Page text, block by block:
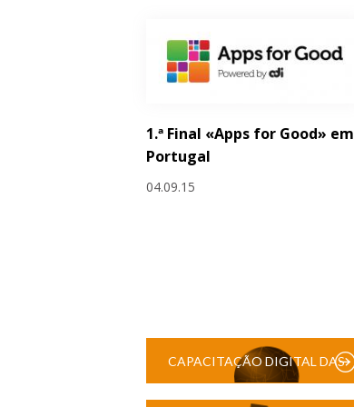
1.ª Final «Apps for Good» em
Portugal
04.09.15
CAPACITAÇÃO DIGITAL DAS